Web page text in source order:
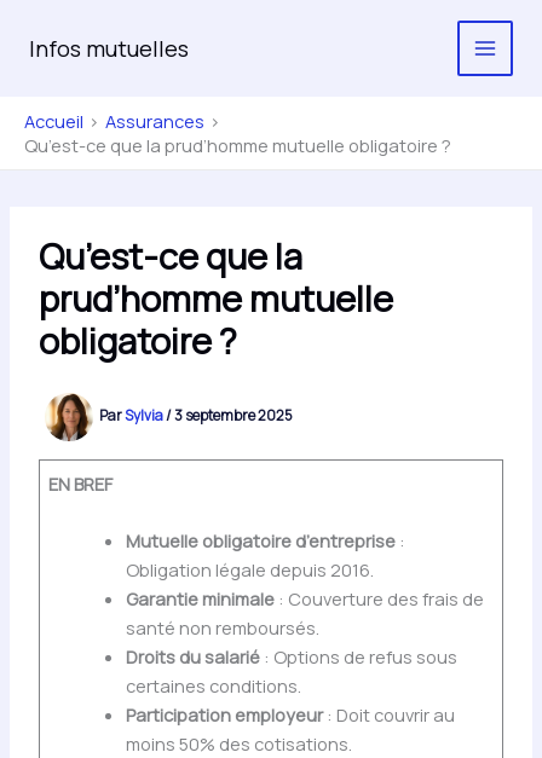
Infos mutuelles
Accueil
Assurances
Qu’est-ce que la prud’homme mutuelle obligatoire ?
Qu’est-ce que la
prud’homme mutuelle
obligatoire ?
ParSylvia/3 septembre 2025
EN BREF
Mutuelle obligatoire d’entreprise:
Obligation légale depuis 2016.
Garantie minimale: Couverture des frais de
santé non remboursés.
Droits du salarié: Options de refus sous
certaines conditions.
Participation employeur: Doit couvrir au
moins 50% des cotisations.